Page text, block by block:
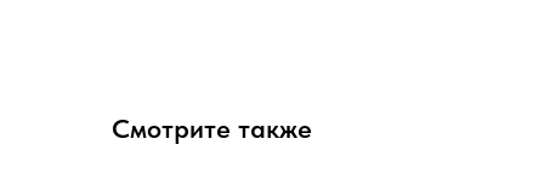
Смотрите также